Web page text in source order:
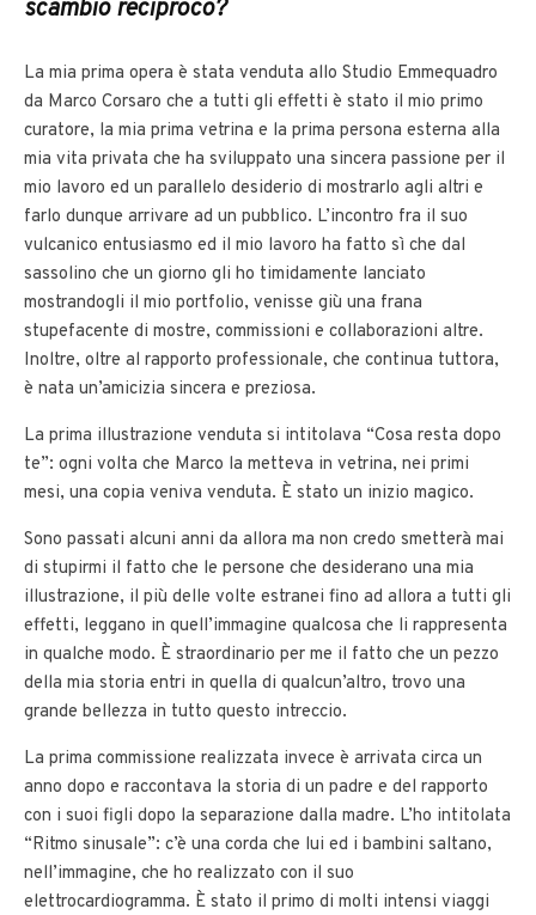
scambio reciproco?
La mia prima opera è stata venduta allo Studio Emmequadro
da Marco Corsaro che a tutti gli effetti è stato il mio primo
curatore, la mia prima vetrina e la prima persona esterna alla
mia vita privata che ha sviluppato una sincera passione per il
mio lavoro ed un parallelo desiderio di mostrarlo agli altri e
farlo dunque arrivare ad un pubblico. L’incontro fra il suo
vulcanico entusiasmo ed il mio lavoro ha fatto sì che dal
sassolino che un giorno gli ho timidamente lanciato
mostrandogli il mio portfolio, venisse giù una frana
stupefacente di mostre, commissioni e collaborazioni altre.
Inoltre, oltre al rapporto professionale, che continua tuttora,
è nata un’amicizia sincera e preziosa.
La prima illustrazione venduta si intitolava “Cosa resta dopo
te”: ogni volta che Marco la metteva in vetrina, nei primi
mesi, una copia veniva venduta. È stato un inizio magico.
Sono passati alcuni anni da allora ma non credo smetterà mai
di stupirmi il fatto che le persone che desiderano una mia
illustrazione, il più delle volte estranei fino ad allora a tutti gli
effetti, leggano in quell’immagine qualcosa che li rappresenta
in qualche modo. È straordinario per me il fatto che un pezzo
della mia storia entri in quella di qualcun’altro, trovo una
grande bellezza in tutto questo intreccio.
La prima commissione realizzata invece è arrivata circa un
anno dopo e raccontava la storia di un padre e del rapporto
con i suoi figli dopo la separazione dalla madre. L’ho intitolata
“Ritmo sinusale”: c’è una corda che lui ed i bambini saltano,
nell’immagine, che ho realizzato con il suo
elettrocardiogramma. È stato il primo di molti intensi viaggi